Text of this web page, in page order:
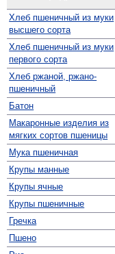
Хлеб пшеничный из муки
высшего сорта
Хлеб пшеничный из муки
первого сорта
Хлеб ржаной, ржано-
пшеничный
Батон
Макаронные изделия из
мягких сортов пшеницы
Мука пшеничная
Крупы манные
Крупы ячные
Крупы пшеничные
Гречка
Пшено